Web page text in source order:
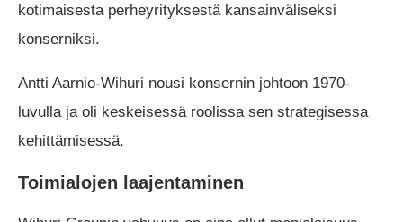
kotimaisesta perheyrityksestä kansainväliseksi
konserniksi.
Antti Aarnio-Wihuri nousi konsernin johtoon 1970-
luvulla ja oli keskeisessä roolissa sen strategisessa
kehittämisessä.
Toimialojen laajentaminen